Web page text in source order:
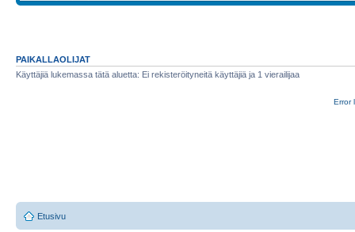
PAIKALLAOLIJAT
Käyttäjiä lukemassa tätä aluetta: Ei rekisteröityneitä käyttäjiä ja 1 vierailijaa
Error
Etusivu